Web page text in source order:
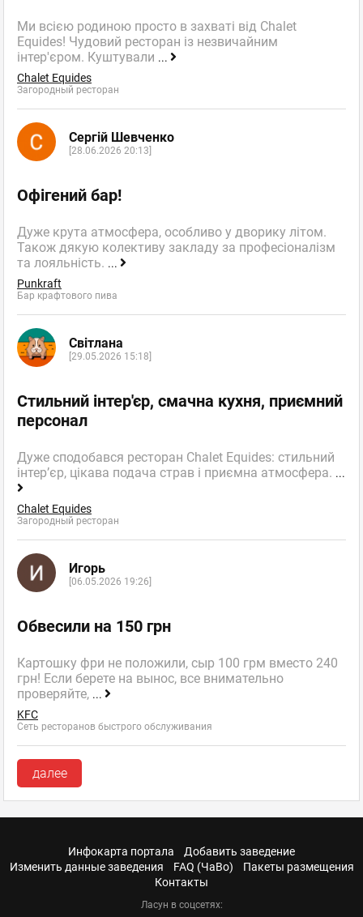
Ми всією родиною просто в захваті від Chalet
Equides! Чудовий ресторан із незвичайним
інтер'єром. Куштували ...
Chalet Equides
Загородный ресторан
Сергій Шевченко
[28.06.2026 20:13]
Офігений бар!
Дуже крута атмосфера, особливо у дворику літом.
Також дякую колективу закладу за професіоналізм
та лояльність. ...
Punkraft
Бар крафтового пива
Світлана
[29.05.2026 15:18]
Стильний інтер'єр, смачна кухня, приємний
персонал
Дуже сподобався ресторан Chalet Equides: стильний
інтер’єр, цікава подача страв і приємна атмосфера. ...
Chalet Equides
Загородный ресторан
Игорь
[06.05.2026 19:26]
Обвесили на 150 грн
Картошку фри не положили, сыр 100 грм вместо 240
грн! Если берете на вынос, все внимательно
проверяйте, ...
KFC
Сеть ресторанов быстрого обслуживания
далее
Инфокарта портала
Добавить заведение
Изменить данные заведения
FAQ (ЧаВо)
Пакеты размещения
Контакты
Ласун в соцсетях: